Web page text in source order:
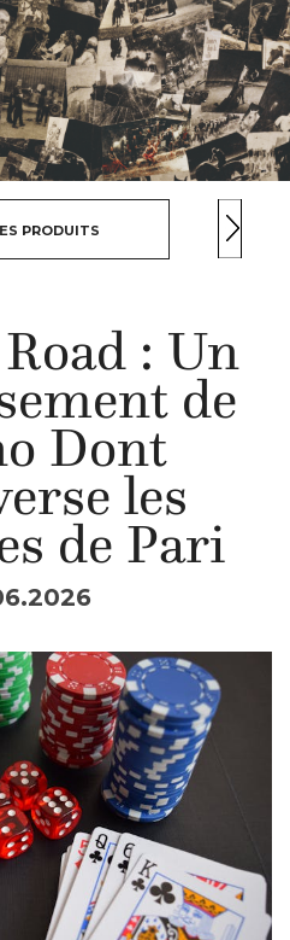
PRODUITS
: Un
de
Dont
les
de Pari